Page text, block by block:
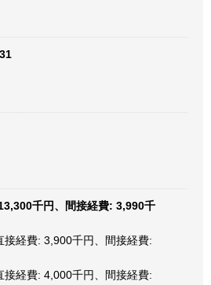
千円、間接経費: 3,990千
経費: 3,900千円、間接経費:
経費: 4,000千円、間接経費: